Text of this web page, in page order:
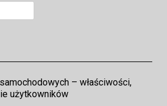
– właściwości,
użytkowników